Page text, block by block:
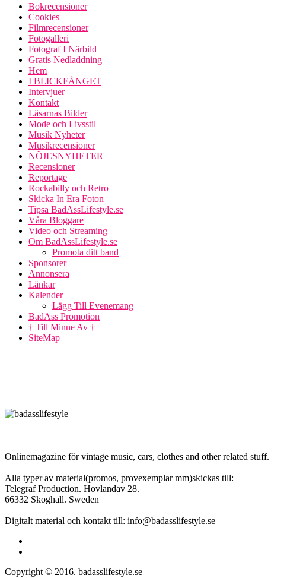
Bokrecensioner
Cookies
Filmrecensioner
Fotogalleri
Fotograf I Närbild
Gratis Nedladdning
Hem
I BLICKFÅNGET
Intervjuer
Kontakt
Läsarnas Bilder
Mode och Livsstil
Musik Nyheter
Musikrecensioner
NÖJESNYHETER
Recensioner
Reportage
Rockabilly och Retro
Skicka In Era Foton
Tipsa BadAssLifestyle.se
Våra Bloggare
Video och Streaming
Om BadAssLifestyle.se
Promota ditt band
Sponsorer
Annonsera
Länkar
Kalender
Lägg Till Evenemang
BadAss Promotion
† Till Minne Av †
SiteMap
Onlinemagazine för vintage music, cars, clothes and other related stuff.
Alla typer av material(promos, provexemplar mm)skickas till:
Telegraf Production. Hovlandav 28.
66332 Skoghall. Sweden
Digitalt material och kontakt till: info@badasslifestyle.se
Copyright © 2016. badasslifestyle.se